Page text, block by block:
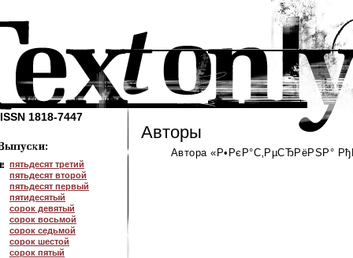
ISSN 1818-7447
пятьдесят третий
пятьдесят второй
пятьдесят первый
пятидесятый
сорок девятый
сорок восьмой
сорок седьмой
сорок шестой
сорок пятый
Авторы
Автора «Р•РєР°С‚РµСЂРёРЅР°